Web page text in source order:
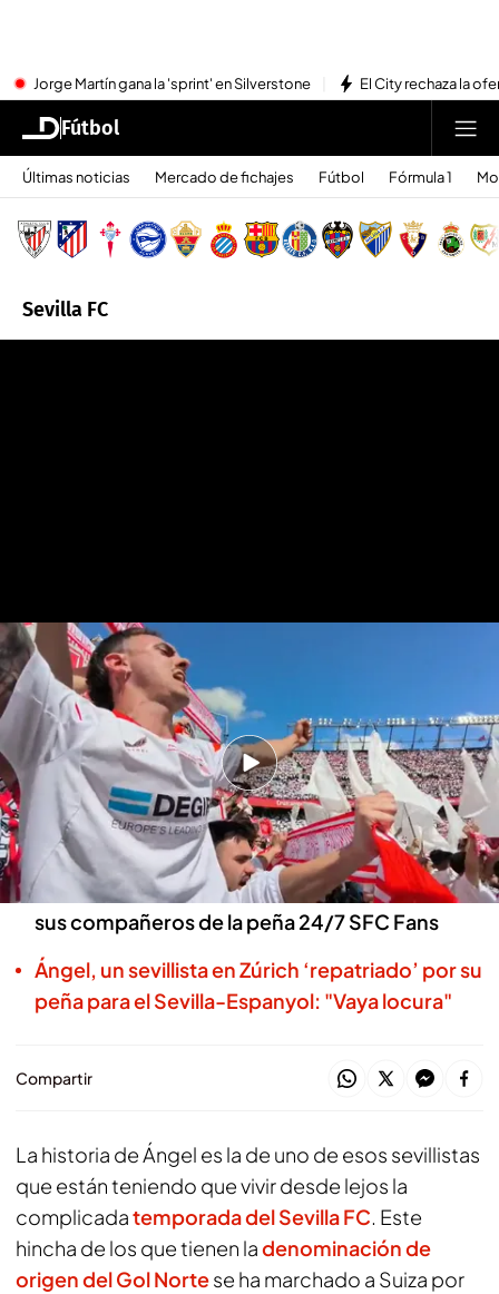
Jorge Martín gana la 'sprint' en Silverstone El City rechaza la
Fútbol
Últimas noticias Mercado de fichajes Fútbol Fórmula 1
Sevilla FC
Ángel, en Nervión desde Suiza
gracias a la amistad incondicional
entre sevillistas: "Pierda o gane..."
Ángel, en el Ramón Sánchez-Pizjuán
Tito González | Basilio García
Sevilla, 10 MAY 2026 - 17:14h.
'El Canijo' viajó desde Zúrich por el esfuerzo de
sus compañeros de la peña 24/7 SFC Fans
Ángel, un sevillista en Zúrich ‘repatriado’ por su
peña para el Sevilla-Espanyol: "Vaya locura"
Compartir
La historia de Ángel es la de uno de esos sevillistas
que están teniendo que vivir desde lejos la
complicadatemporada del Sevilla FC. Este
hincha de los que tienen ladenominación de
origen del Gol Nortese ha marchado a Suiza por